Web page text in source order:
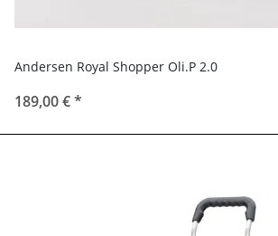
Andersen Royal Shopper Oli.P 2.0
189,00 €*